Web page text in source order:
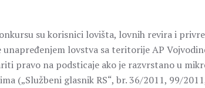
su korisnici lovišta, lovnih revira i
unapređenjem lovstva sa teritorije AP
pravo na podsticaje ako je razvrstano u
(„Službeni glasnik RS“, br. 36/2011, 99/